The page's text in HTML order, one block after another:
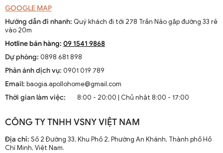
GOOGLE MAP
Hướng dẫn đi nhanh: Quý khách đi tới 278 Trần Não gặp đường 33 rẽ
vào 20m
Hotline bán hàng: 09 1541 9868
Dự phòng: 0898 681 898
Phản ánh dịch vụ: 0901 019 789
Email: baogia.apollohome@gmail.com
Thời gian làm việc:
8:00 - 20:00 | Chủ nhật 8:00 - 17:00
CÔNG TY TNHH VSNY VIỆT NAM
Địa chỉ: Số 2 Đường 33, Khu Phố 2, Phường An Khánh, Thành phố Hồ
Chí Minh, Việt Nam.